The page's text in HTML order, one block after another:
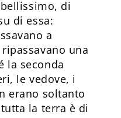
di
di essa:
a
una
la seconda
le vedove, i
erano soltanto
la terra è di